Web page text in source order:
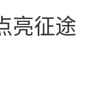
亮征途